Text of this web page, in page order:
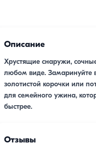
Описание
Хрустящие снаружи,
любом виде. Замаринуйте
золотистой корочки или
для семейного ужина,
быстрее.
Отзывы